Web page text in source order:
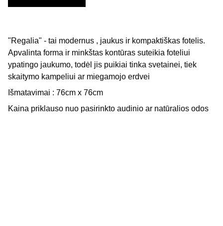
"Regalia" - tai modernus , jaukus ir kompaktiškas fotelis.
Apvalinta forma ir minkštas kontūras suteikia foteliui
ypatingo jaukumo, todėl jis puikiai tinka svetainei, tiek
skaitymo kampeliui ar miegamojo erdvei
Išmatavimai : 76cm x 76cm
Kaina priklauso nuo pasirinkto audinio ar natūralios odos